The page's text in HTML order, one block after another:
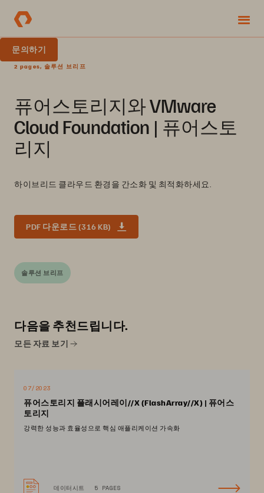
문의하기
2 pages, 솔루션 브리프
퓨어스토리지와 VMware
Cloud Foundation | 퓨어스토
리지
하이브리드 클라우드 환경을 간소화 및 최적화하세요.
PDF 다운로드 (316 KB)
솔루션 브리프
다음을 추천드립니다.
모든 자료 보기
07/2023
퓨어스토리지 플래시어레이//X (FlashArray//X) | 퓨어스
토리지
강력한 성능과 효율성으로 핵심 애플리케이션 가속화
데이터시트 5 PAGES